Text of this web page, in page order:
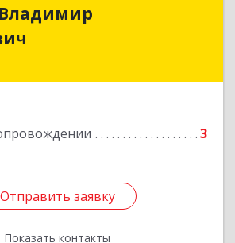
3
Отправить заявку
Показать контакты
Казанцев Владимир
Подробнее
Отправить заявку
Назад